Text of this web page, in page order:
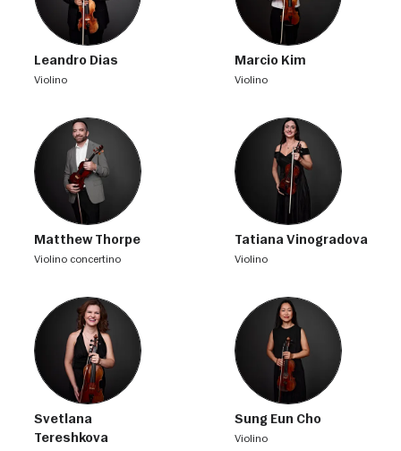
Leandro Dias
violino
Marcio Kim
violino
Matthew Thorpe
violino concertino
Tatiana Vinogradova
violino
Svetlana
Tereshkova
Sung Eun Cho
violino